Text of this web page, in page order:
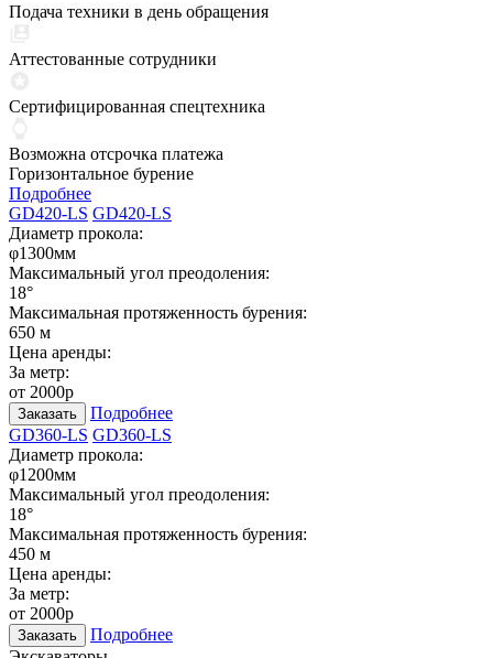
Подача техники в день обращения
Аттестованные сотрудники
Сертифицированная спецтехника
Возможна отсрочка платежа
Горизонтальное бурение
Подробнее
GD420-LS GD420-LS
Диаметр прокола:
φ1300мм
Максимальный угол преодоления:
18°
Максимальная протяженность бурения:
650 м
Цена аренды:
За метр:
от 2000р
Заказать
Подробнее
GD360-LS GD360-LS
Диаметр прокола:
φ1200мм
Максимальный угол преодоления:
18°
Максимальная протяженность бурения:
450 м
Цена аренды:
За метр:
от 2000р
Заказать
Подробнее